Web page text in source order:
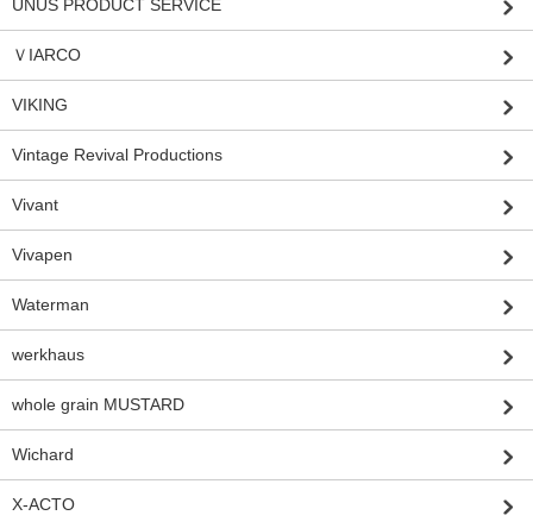
UNUS PRODUCT SERVICE
ＶIARCO
VIKING
Vintage Revival Productions
Vivant
Vivapen
Waterman
werkhaus
whole grain MUSTARD
Wichard
X-ACTO